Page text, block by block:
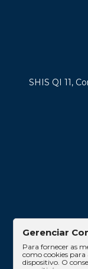
SHIS QI 11,
Av.
Edifício
Gerenciar
Para fornecer as
como cookies
dispositivo. O